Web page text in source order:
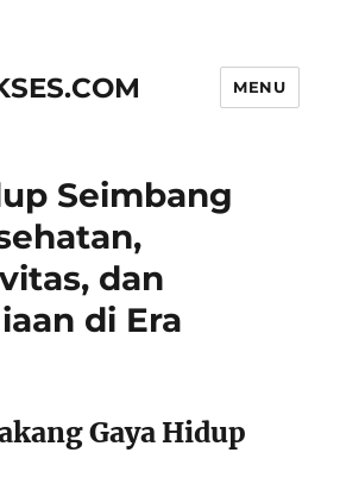
MENU
Seimbang
dan
di Era
Gaya Hidup